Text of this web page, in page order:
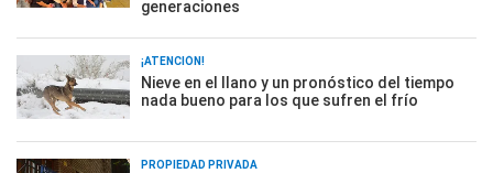
generaciones
¡ATENCIÓN!
Nieve en el llano y un pronóstico del tiempo
nada bueno para los que sufren el frío
PROPIEDAD PRIVADA